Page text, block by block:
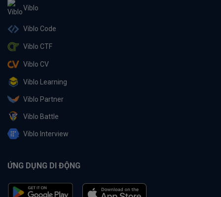
Viblo
Viblo Code
Viblo CTF
Viblo CV
Viblo Learning
Viblo Partner
Viblo Battle
Viblo Interview
ỨNG DỤNG DI ĐỘNG